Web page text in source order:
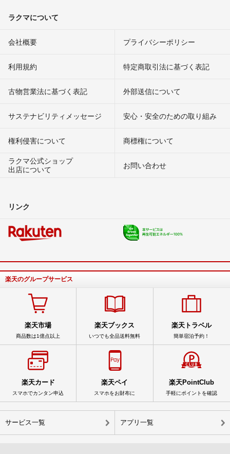
ラクマについて
会社概要 プライバシーポリシー
利用規約 特定商取引法に基づく表記
古物営業法に基づく表記 外部送信について
サステナビリティメッセージ 安心・安全のための取り組み
権利侵害について
商標権について
ラクマ公式ショップ
出店について
お問い合わせ
リンク
楽天のグループサービス
楽天市場
商品数は1億点以上
楽天ブックス
いつでも全品送料無料
楽天トラベル
簡単宿泊予約！
楽天カード
スマホでカンタン申込
楽天ペイ
スマホをお財布に
楽天PointClub
手軽にポイントを確認
サービス一覧 アプリ一覧